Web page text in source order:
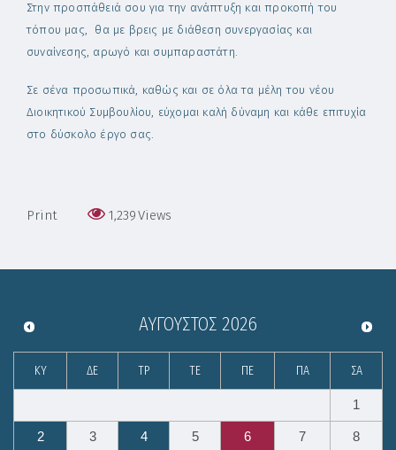
Στην προσπάθειά σου για την ανάπτυξη και προκοπή του
τόπου μας, θα με βρεις με διάθεση συνεργασίας και
συναίνεσης, αρωγό και συμπαραστάτη.
Σε σένα προσωπικά, καθώς και σε όλα τα μέλη του νέου
Διοικητικού Συμβουλίου, εύχομαι καλή δύναμη και κάθε επιτυχία
στο δύσκολο έργο σας.
Print 1,239Views
ΑΎΓΟΥΣΤΟΣ 2026
ΚΥ ΔΕ ΤΡ ΤΕ ΠΕ ΠΑ ΣΑ
1
2 3 4 5 6 7 8